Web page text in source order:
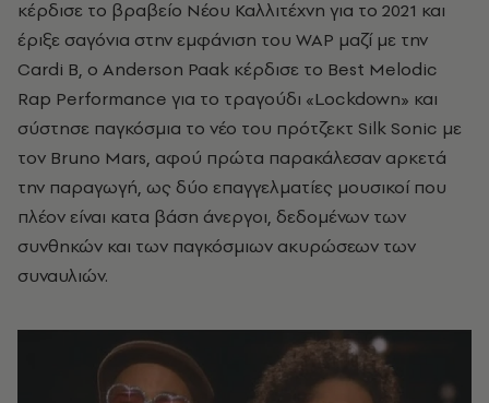
κέρδισε το βραβείο Νέου Καλλιτέχνη για το 2021 και
έριξε σαγόνια στην εμφάνιση του WAP μαζί με την
Cardi B, ο Anderson Paak κέρδισε το Best Melodic
Rap Performance για το τραγούδι «Lockdown» και
σύστησε παγκόσμια το νέο του πρότζεκτ Silk Sonic με
τον Bruno Mars, αφού πρώτα παρακάλεσαν αρκετά
την παραγωγή, ως δύο επαγγελματίες μουσικοί που
πλέον είναι κατα βάση άνεργοι, δεδομένων των
συνθηκών και των παγκόσμιων ακυρώσεων των
συναυλιών.